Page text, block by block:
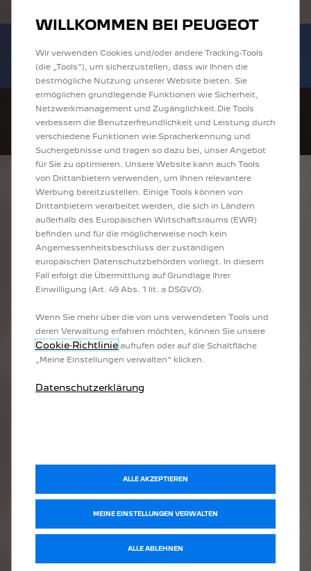
E-Autos und Plug-In-Hybride. Mehr
erfahren >>
2008 zu attraktiven Leasingraten
entdecken!
ENTDECKEN SIE
ALLE E-208
VORFÜHRWAGEN
VON AUTOHAUS
KOCH GMBH
WILLKOMMEN BEI PEUGEOT
Wir verwenden Cookies und/oder andere Tracking-Tools
(die „Tools“), um sicherzustellen, dass wir Ihnen die
bestmögliche Nutzung unserer Website bieten. Sie
ermöglichen grundlegende Funktionen wie Sicherheit,
Netzwerkmanagement und Zugänglichkeit.Die Tools
verbessern die Benutzerfreundlichkeit und Leistung durch
verschiedene Funktionen wie Spracherkennung und
Suchergebnisse und tragen so dazu bei, unser Angebot
für Sie zu optimieren. Unsere Website kann auch Tools
von Drittanbietern verwenden, um Ihnen relevantere
Werbung bereitzustellen. Einige Tools können von
Drittanbietern verarbeitet werden, die sich in Ländern
außerhalb des Europäischen Wirtschaftsraums (EWR)
befinden und für die möglicherweise noch kein
Angemessenheitsbeschluss der zuständigen
europäischen Datenschutzbehörden vorliegt. In diesem
Fall erfolgt die Übermittlung auf Grundlage Ihrer
Einwilligung (Art. 49 Abs. 1 lit. a DSGVO).
Wenn Sie mehr über die von uns verwendeten Tools und
deren Verwaltung erfahren möchten, können Sie unsere
Cookie‑Richtlinieaufrufen oder auf die Schaltfläche
„Meine Einstellungen verwalten“ klicken.
Datenschutzerklärung
MEINE EINSTELLUNGEN VERWALTEN
ALLE AKZEPTIEREN
ALLE ABLEHNEN